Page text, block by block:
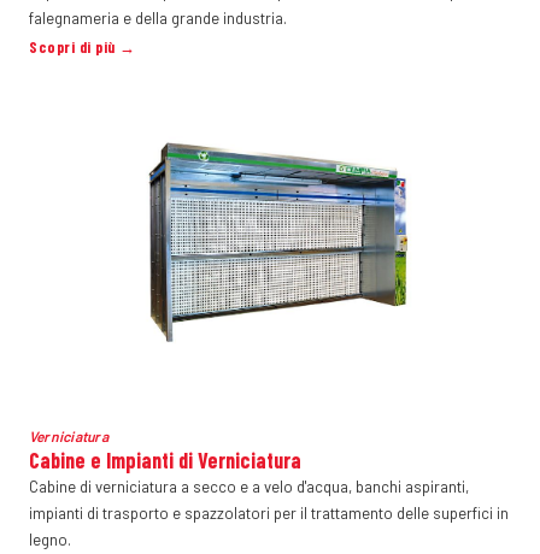
falegnameria e della grande industria.
Scopri di più →
Verniciatura
Cabine e Impianti di Verniciatura
Cabine di verniciatura a secco e a velo d'acqua, banchi aspiranti,
impianti di trasporto e spazzolatori per il trattamento delle superfici in
legno.